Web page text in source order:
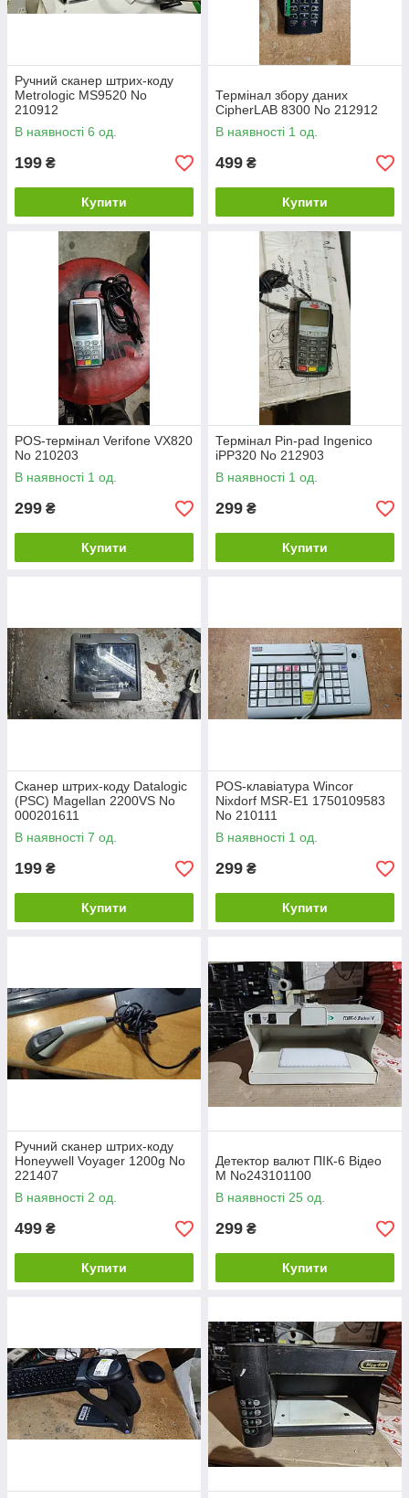
Ручний сканер штрих-коду
Metrologic MS9520 No
210912
В наявності 6 од.
199 ₴
Купити
Термінал збору даних
CipherLAB 8300 No 212912
В наявності 1 од.
499 ₴
Купити
POS-термінал Verifone VX820
No 210203
В наявності 1 од.
299 ₴
Купити
Термінал Pin-pad Ingenico
iPP320 No 212903
В наявності 1 од.
299 ₴
Купити
Сканер штрих-коду Datalogic
(PSC) Magellan 2200VS No
000201611
В наявності 7 од.
199 ₴
Купити
POS-клавіатура Wincor
Nixdorf MSR-E1 1750109583
No 210111
В наявності 1 од.
299 ₴
Купити
Ручний сканер штрих-коду
Honeywell Voyager 1200g No
221407
В наявності 2 од.
499 ₴
Купити
Детектор валют ПІК-6 Відео
М No243101100
В наявності 25 од.
299 ₴
Купити